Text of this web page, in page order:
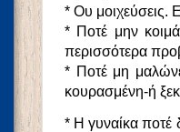
* Ου μοιχεύσεις.
* Ποτέ μην
περισσότερα
* Ποτέ μη
κουρασμένη-ή
* Η γυναίκα ποτέ